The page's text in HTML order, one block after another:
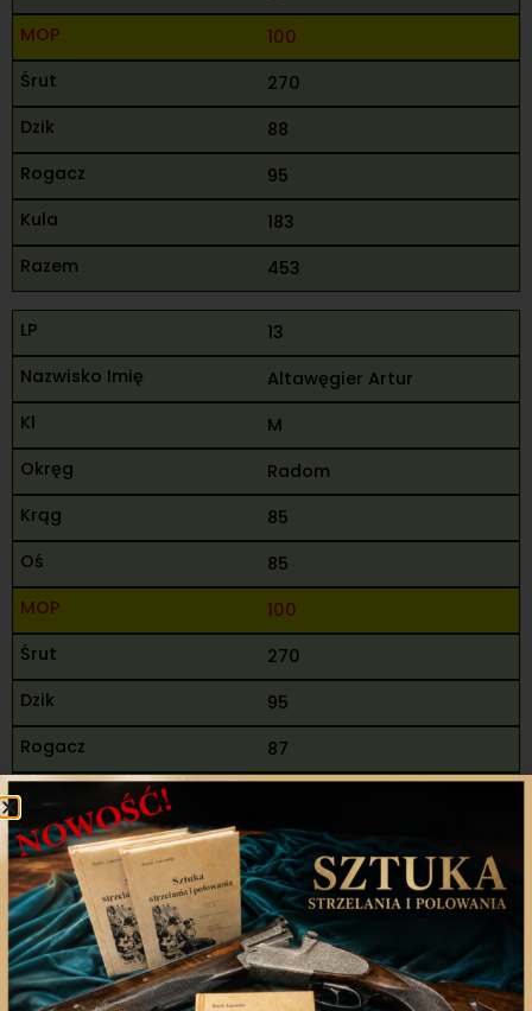
100
270
88
95
183
453
13
Altawęgier Artur
M
Radom
85
85
100
270
95
87
452
14
Makuch Mariusz Tomasz
M